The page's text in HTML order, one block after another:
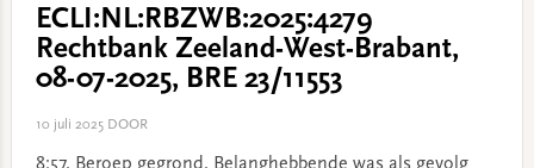
ECLI:NL:RBZWB:2025:4279
Rechtbank Zeeland-West-Brabant,
08-07-2025, BRE 23/11553
10 juli 2025DOOR